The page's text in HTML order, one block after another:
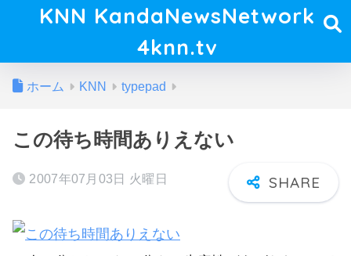
KNN KandaNewsNetwork
4knn.tv
ホーム KNN typepad
この待ち時間ありえない
2007年07月03日 火曜日